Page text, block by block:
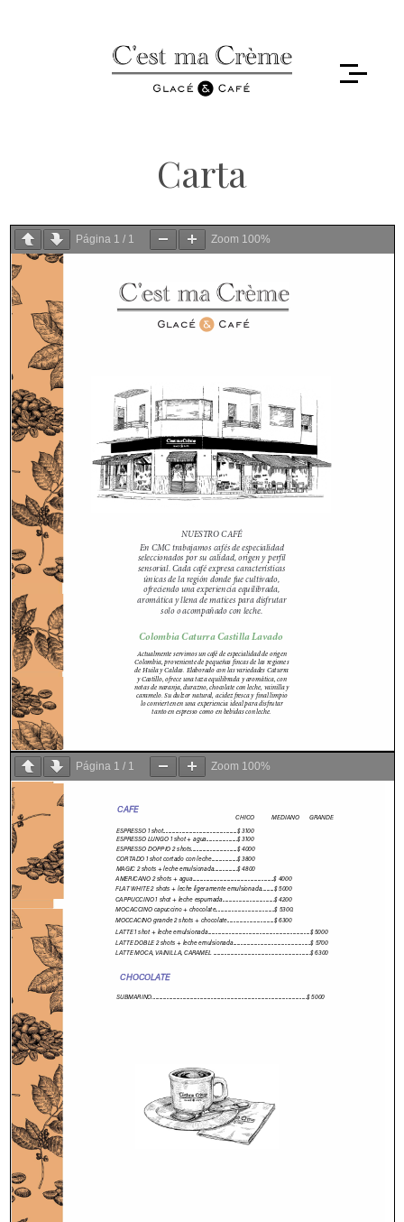
Carta
Página 1 / 1 Zoom 100%
Página 1 / 1 Zoom 100%